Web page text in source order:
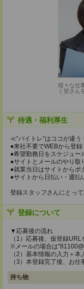
様々な仕
く皆さん
待遇・福利厚生
≪“バイトレ”はココが違
●来社不要でWEBから登録
●希望勤務日をスケジュー
●サイトとメールのやり取
●就業当日はサイトからボ
●サイトから日払い・週払
登録スタッフさんにとっ
登録について
▼応募後の流れ
（1）応募後、仮登録
※メールの場合は
（2）基本情報の入力＋
（3）本登録完了後、お仕
持ち物